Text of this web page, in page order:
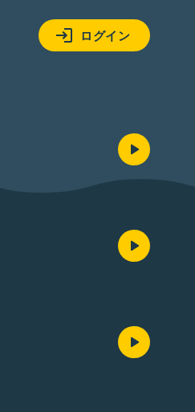
ログイン